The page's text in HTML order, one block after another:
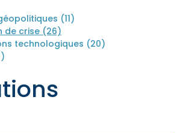
(11)
de crise (26)
technologiques (20)